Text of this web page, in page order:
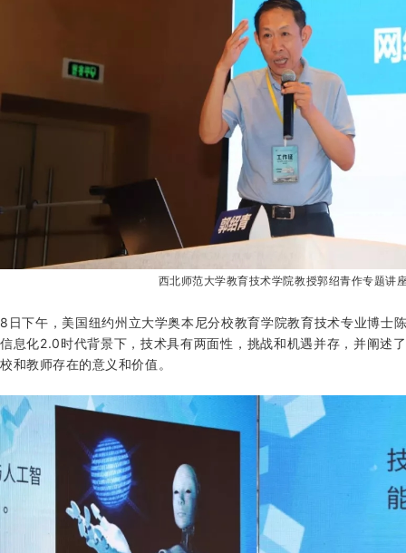
西北师范大学教育技术学院教授郭绍青作专题讲
8日下午，美国纽约州立大学奥本尼分校教育学院教育技术专业博士
信息化2.0时代背景下，技术具有两面性，挑战和机遇并存，并阐述
校和教师存在的意义和价值。